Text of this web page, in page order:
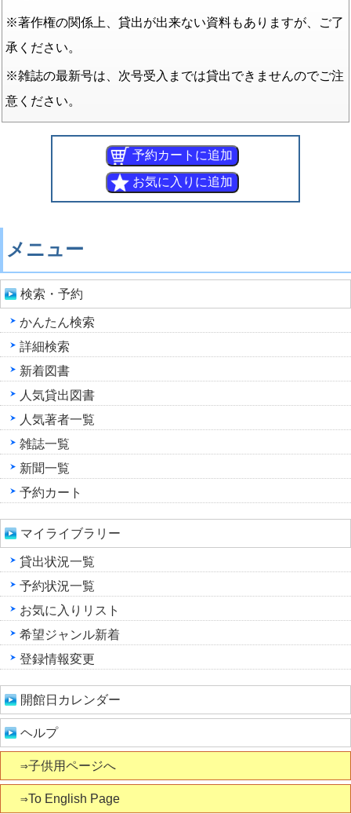
※著作権の関係上、貸出が出来ない資料もありますが、ご了
承ください。
※雑誌の最新号は、次号受入までは貸出できませんのでご注
意ください。
メニュー
検索・予約
かんたん検索
詳細検索
新着図書
人気貸出図書
人気著者一覧
雑誌一覧
新聞一覧
予約カート
マイライブラリー
貸出状況一覧
予約状況一覧
お気に入りリスト
希望ジャンル新着
登録情報変更
開館日カレンダー
ヘルプ
⇒子供用ページへ
⇒To English Page